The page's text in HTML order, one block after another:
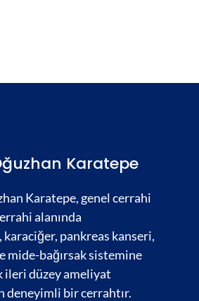
Karatepe
Karatepe, genel cerrahi
alanında
karaciğer, pankreas kanseri,
mide-bağırsaksistemine
ileri düzey ameliyat
deneyimli bir cerrahtır.